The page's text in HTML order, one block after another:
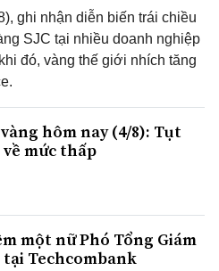
ghi nhận diễn biến trái chiều
SJC tại nhiều doanh nghiệp
đó, vàng thế giới nhích tăng
hôm nay (4/8): Tụt
về mức thấp
một nữ Phó Tổng Giám
tại Techcombank